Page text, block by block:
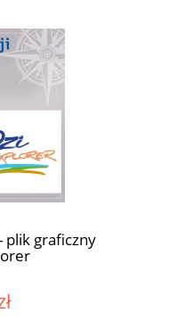
plik graficzny